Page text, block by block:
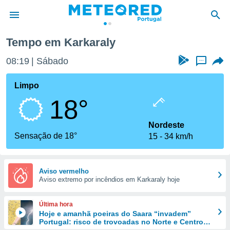
da
foi
fornecidas
a este
das
e
forma
digital
Tempo em Karkaraly
08:19 Sábado ...
Limpo
18°
Sensação de 18°
Nordeste
15
34 km/h
Aviso vermelho
Aviso extremo por incêndios em Karkaraly hoje
Última hora
Hoje e amanhã poeiras do Saara “invadem”
Portugal: risco de trovoadas no Norte e Centro